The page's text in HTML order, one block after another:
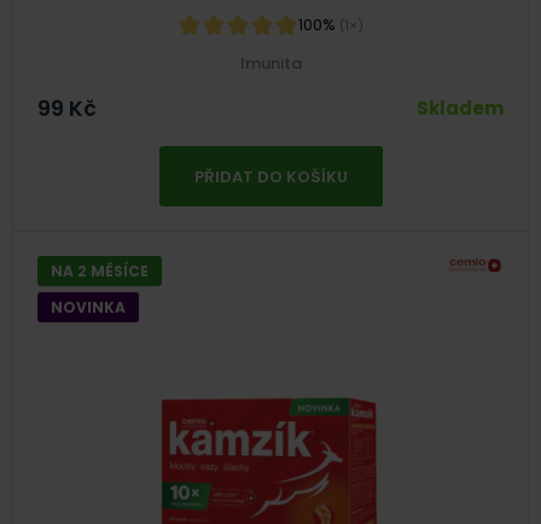
100% (1×)
Imunita
99 Kč Skladem
PŘIDAT DO KOŠÍKU
NA 2 MĚSÍCE
NOVINKA